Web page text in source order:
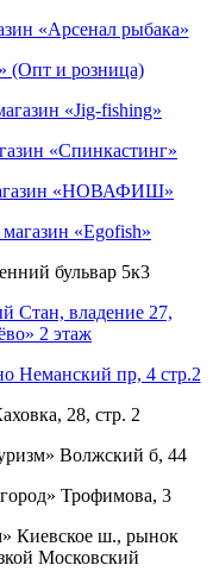
«Арсенал рыбака»
(Опт и розница)
«Jig-fishing»
«Спинкастинг»
«НОВАФИШ»
«Egofish»
бульвар 5к3
Стан, владение 27,
2 этаж
Неманский пр, 4 стр.2
28, стр. 2
Волжский б, 44
Трофимова, 3
Киевское ш., рынок
Московский